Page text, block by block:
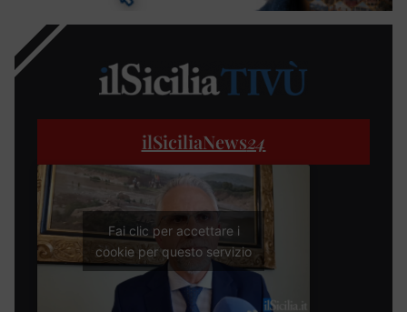
ilSiciliaNews24
Fai clic per accettare i
cookie per questo servizio